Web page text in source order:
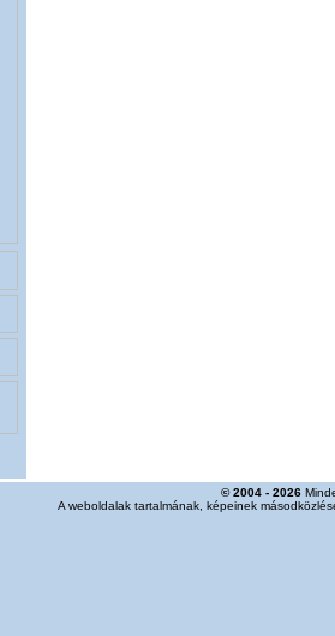
© 2004 - 2026
A weboldalak tartalmának, képeinek